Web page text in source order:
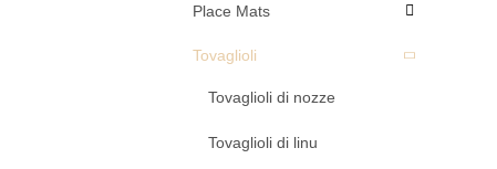
Place Mats
Tovaglioli
Tovaglioli di nozze
Tovaglioli di linu